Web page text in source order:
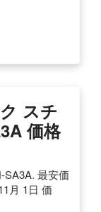
スチ
価格
SA3A. 最安価
月 1日 価